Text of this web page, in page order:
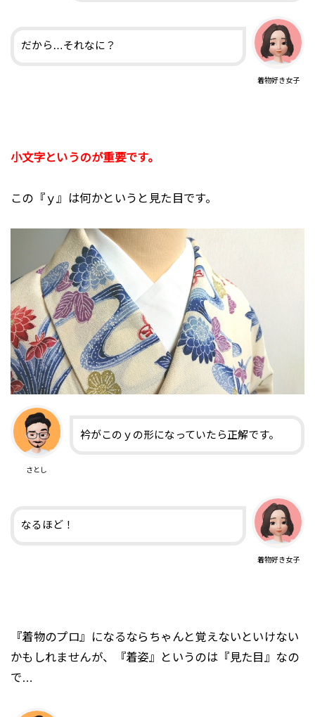
着物好き女子
だから…それなに？
小文字というのが重要です。
この『ｙ』は何かというと見た目です。
さとし
衿がこのｙの形になっていたら正解です。
着物好き女子
なるほど！
『着物のプロ』になるならちゃんと覚えないといけない
かもしれませんが、『着姿』というのは『見た目』なの
で…